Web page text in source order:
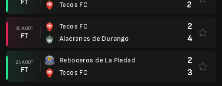
Tecos FC
2
30 AOÛT
FT
Tecos FC
Alacranes de Durango
2
4
24 AOÛT
FT
Reboceros de La Piedad
Tecos FC
2
3